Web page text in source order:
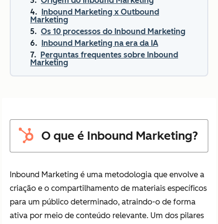
Inbound Marketing x Outbound
Marketing
Os 10 processos do Inbound Marketing
Inbound Marketing na era da IA
Perguntas frequentes sobre Inbound
Marketing
O que é Inbound Marketing?
Inbound Marketing é uma metodologia que envolve a
criação e o compartilhamento de materiais específicos
para um público determinado, atraindo-o de forma
ativa por meio de conteúdo relevante. Um dos pilares